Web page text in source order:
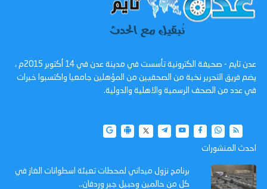
عدن تايم - صحيفة الكترونية تأسست في مدينة عدن في 14 أكتوبر 2015م ،
يضم فريق التحرير نخبة من الصحفيين من المؤهلين جامعيا واكتسبوا خبرات
في عدد من الصحف الرسمية والاهلية والدولية.
احدث المنشورات
برنامج نزول ميداني لمحطات تعبئة اسطوانات الغاز في
كل من حالمين وحبيل جبر وردفان..